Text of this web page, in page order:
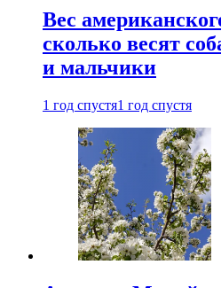
Вес
сколько весят
и мальчики
1 год спустя1 год спустя